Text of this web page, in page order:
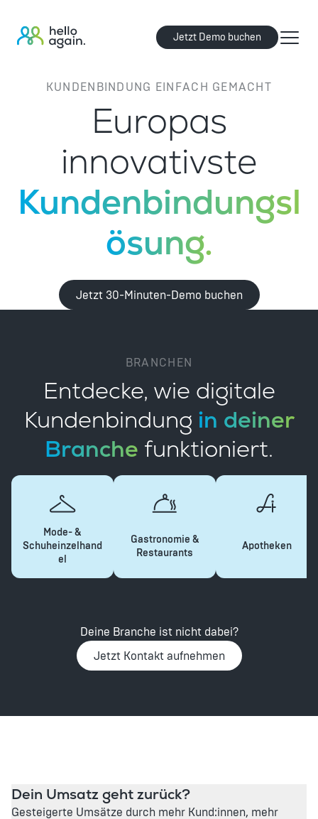
Jetzt Demo buchen
KUNDENBINDUNG EINFACH GEMACHT
Europas
innovativste
Kundenbindungsl
ösung.
Jetzt 30-Minuten-Demo buchen
BRANCHEN
Entdecke, wie digitale
Kundenbindung in deiner
Branche funktioniert.
Mode- &
Schuheinzelhand
el
Gastronomie &
Restaurants
Apotheken
Deine Branche ist nicht dabei?
Jetzt Kontakt aufnehmen
Dein Umsatz geht zurück?
Gesteigerte Umsätze durch mehr Kund:innen, mehr